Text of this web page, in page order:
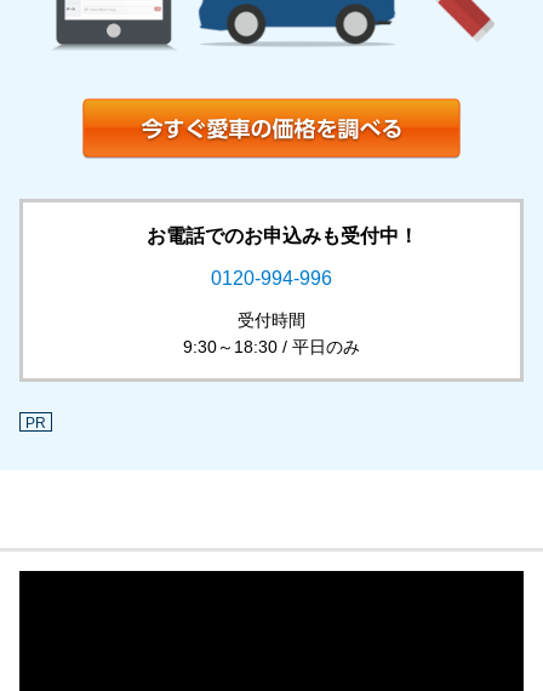
お電話でのお申込みも受付中！
0120-994-996
受付時間
9:30～18:30 / 平日のみ
PR